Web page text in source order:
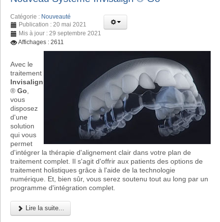
Catégorie : Nouveauté
Publication : 20 mai 2021
Mis à jour : 29 septembre 2021
Affichages : 2611
Avec le
traitement
Invisalign
® Go
vous
disposez
d'une
solution
qui vous
permet
d'intégrer la thérapie d'alignement clair dans votre plan de
traitement complet. Il s'agit d'offrir aux patients des options de
traitement holistiques grâce à l'aide de la technologie
numérique. Et, bien sûr, vous serez soutenu tout au long par un
programme d'intégration complet.
Lire la suite...